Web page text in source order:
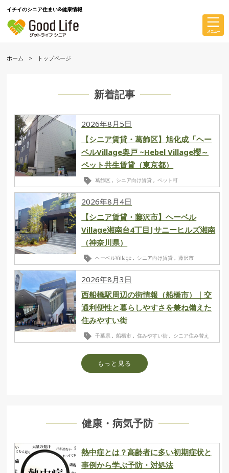
イチイのシニア住まい&健康情報
ホーム トップページ
新着記事
2026年8月5日
【シニア賃貸・葛飾区】旭化成「ヘー
ベルVillage奥戸 ~Hebel Village櫻～
ペット共生賃貸（東京都）
葛飾区 , シニア向け賃貸 , ペット可
2026年8月4日
【シニア賃貸・藤沢市】ヘーベル
Village湘南台4丁目|サニーヒルズ湘南
（神奈川県）
ヘーベルVillage , シニア向け賃貸 , 藤沢市
2026年8月3日
西船橋駅周辺の街情報（船橋市）｜交
通利便性と暮らしやすさを兼ね備えた
住みやすい街
千葉県 , 船橋市 , 住みやすい街 , シニア住み替え
もっと見る
健康・病気予防
熱中症とは？高齢者に多い初期症状と
事例から学ぶ予防・対処法